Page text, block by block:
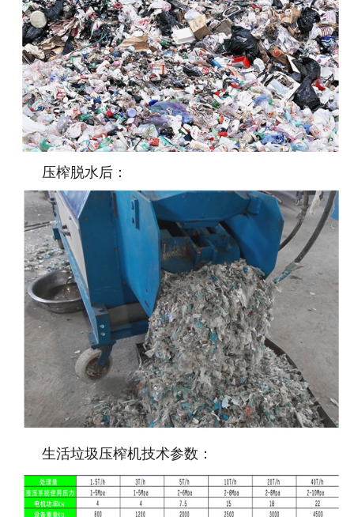
压榨脱水后：
生活垃圾压榨机技术参数：